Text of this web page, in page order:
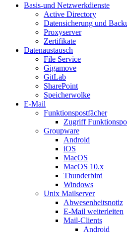
Basis-und Netzwerkdienste
Active Directory
Datensicherung und
Proxyserver
Zertifikate
Datenaustausch
File Service
Gigamove
GitLab
SharePoint
Speicherwolke
E-Mail
Funktionspostfächer
Zugriff
Groupware
Android
iOS
MacOS
MacOS 10.x
Thunderbird
Windows
Unix Mailserver
Abwesenheitsnotiz
E-Mail weiterleiten
Mail-Clients
Android